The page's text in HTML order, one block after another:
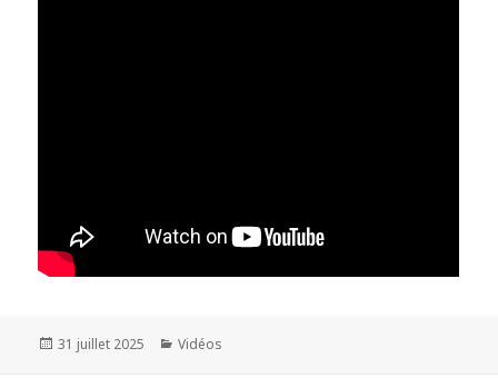
Publié
31 juillet 2025 Catégories
Vidéos